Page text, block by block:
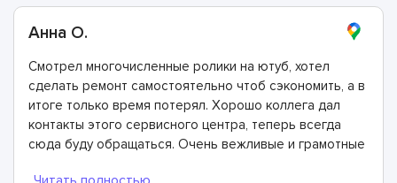
Анна О.
Смотрел многочисленные ролики на ютуб, хотел
сделать ремонт самостоятельно чтоб сэкономить, а в
итоге только время потерял. Хорошо коллега дал
контакты этого сервисного центра, теперь всегда
сюда буду обращаться. Очень вежливые и грамотные